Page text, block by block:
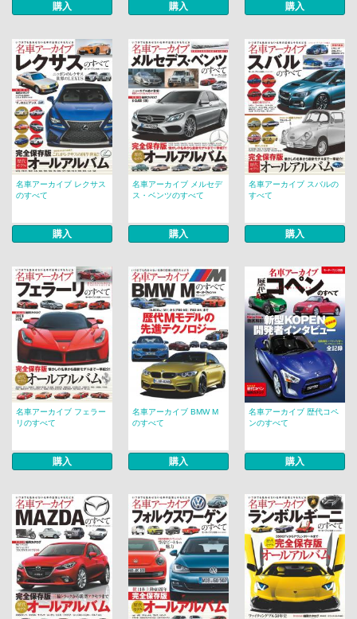
購入 購入 購入
名車アーカイブ レクサス
のすべて
購入
名車アーカイブ メルセデ
ス・ベンツのすべて
購入
名車アーカイブ スバルの
すべて
購入
名車アーカイブ フェラー
リのすべて
購入
名車アーカイブ BMW M
のすべて
購入
名車アーカイブ 歴代コペ
ンのすべて
購入